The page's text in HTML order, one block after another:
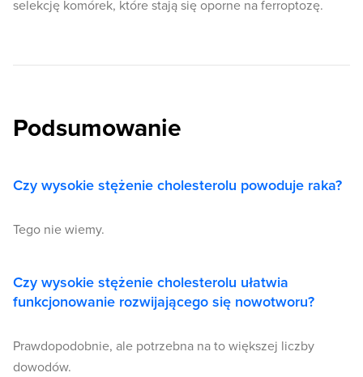
selekcję komórek, które stają się oporne na ferroptozę.
Podsumowanie
Czy wysokie stężenie cholesterolu powoduje raka?
Tego nie wiemy.
Czy wysokie stężenie cholesterolu ułatwia
funkcjonowanie rozwijającego się nowotworu?
Prawdopodobnie, ale potrzebna na to większej liczby
dowodów.